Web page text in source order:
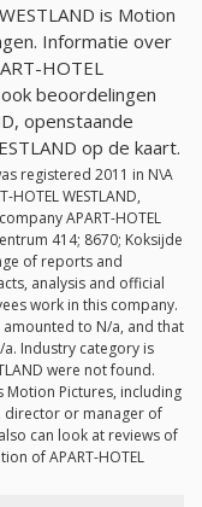
is Motion
Informatie over
HOTEL
beoordelingen
openstaande
op de kaart.
registered 2011 in N\A
WESTLAND,
APART-HOTEL
414; 8670; Koksijde
of reports and
analysis and official
work in this company.
amounted to N/a, and that
a. Industry category is
were not found.
Motion Pictures, including
director or manager of
can look at reviews of
of APART-HOTEL